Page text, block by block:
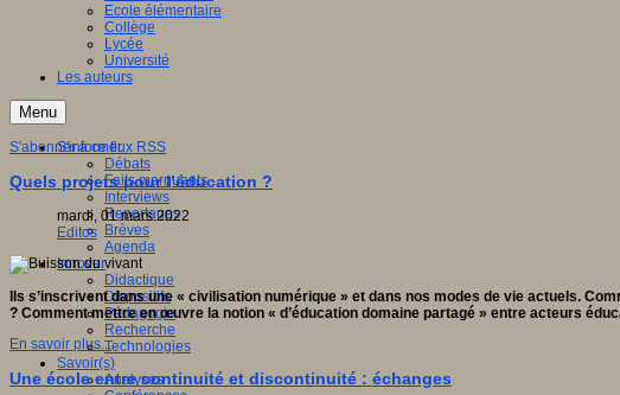
Ecole élémentaire
Collège
Lycée
Université
Les auteurs
Menu
S'informer
Débats
Faits marquants
Interviews
Reportages
Brèves
Agenda
Innover
Didactique
Dispositifs
Pédagogie
Recherche
Technologies
Savoir(s)
Analyses
S'abonner à ce flux RSS
Quels projets pour l’éducation ?
mardi, 01 mars 2022
Editos
Ils s’inscrivent dans une « civilisation numérique » et dans nos modes de vie actuels.
? Comment mettre en œuvre la notion « d’éducation domaine partagé » entre acteurs
En savoir plus...
Une école entre continuité et discontinuité : échanges